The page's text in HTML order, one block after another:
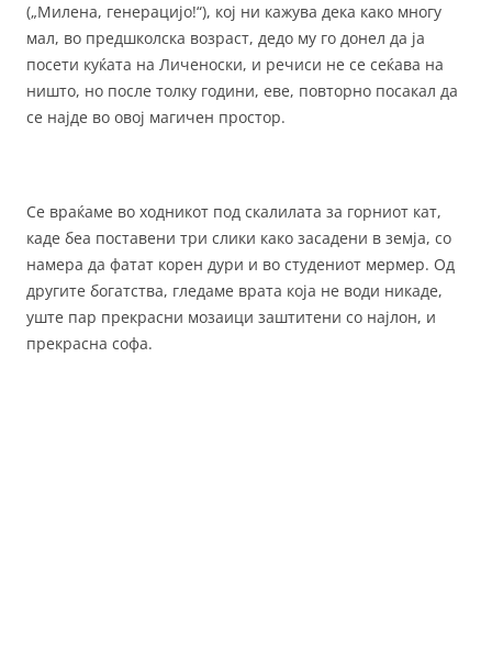
(„Милена, генерацијо!“), кој ни кажува дека како многу
мал, во предшколска возраст, дедо му го донел да ја
посети куќата на Личеноски, и речиси не се сеќава на
ништо, но после толку години, еве, повторно посакал да
се најде во овој магичен простор.
Се враќаме во ходникот под скалилата за горниот кат,
каде беа поставени три слики како засадени в земја, со
намера да фатат корен дури и во студениот мермер. Од
другите богатства, гледаме врата која не води никаде,
уште пар прекрасни мозаици заштитени со најлон, и
прекрасна софа.